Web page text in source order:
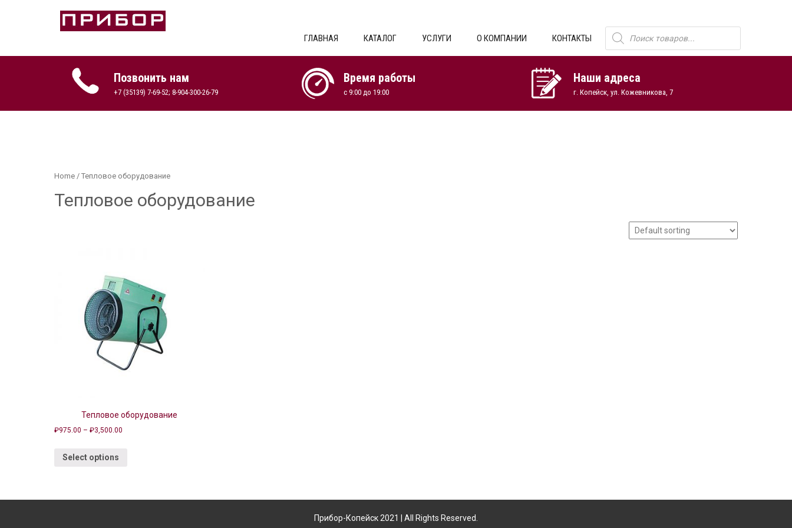
ГЛАВНАЯ КАТАЛОГ УСЛУГИ О КОМПАНИИ КОНТАКТЫ
Поиск
товаров
Позвонить нам
+7 (35139) 7-69-52; 8-904-300-26-79
Время работы
с 9:00 до 19:00
Наши адреса
г. Копейск, ул. Кожевникова, 7
Home / Тепловое оборудование
Тепловое оборудование
Тепловое оборудование
₽975.00 – ₽3,500.00
Select options
Прибор-Копейск 2021 | All Rights Reserved.